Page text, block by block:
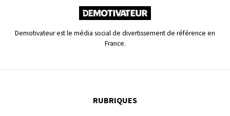
Demotivateur est le média social de divertissement de référence en
France.
RUBRIQUES